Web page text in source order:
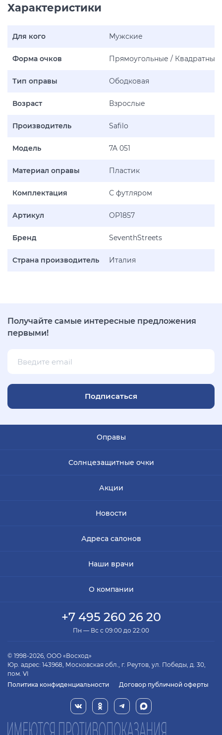
Характеристики
Для кого Мужские
Форма очков Прямоугольные / Квадратные
Тип оправы Ободковая
Возраст Взрослые
Производитель Safilo
Модель 7A 051
Материал оправы Пластик
Комплектация С футляром
Артикул OP1857
Бренд SeventhStreets
Страна производитель Италия
Получайте самые интересные предложения
первыми!
Подписаться
Оправы
Солнцезащитные очки
Акции
Новости
Адреса салонов
Наши врачи
О компании
+7 495 260 26 20
Пн — Вс с 09:00 до 22:00
© 1998-2026, ООО «Восход»
Юр. адрес: 143968, Московская обл., г. Реутов, ул. Победы, д. 30,
пом. VI
Политика конфиденциальности
Договор публичной оферты